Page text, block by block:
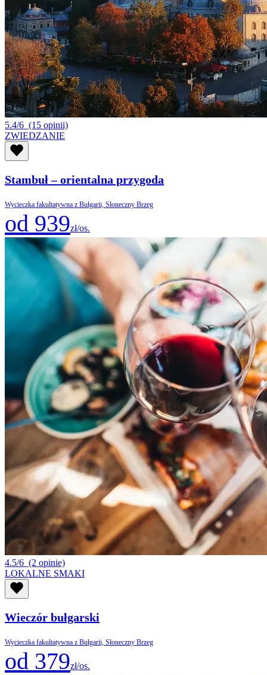
5.4/6 (15 opinii)
ZWIEDZANIE
Stambuł – orientalna przygoda
Wycieczka fakultatywna z Bułgarii, Słoneczny Brzeg
od 939zł/os.
4.5/6 (2 opinie)
LOKALNE SMAKI
Wieczór bułgarski
Wycieczka fakultatywna z Bułgarii, Słoneczny Brzeg
od 379zł/os.